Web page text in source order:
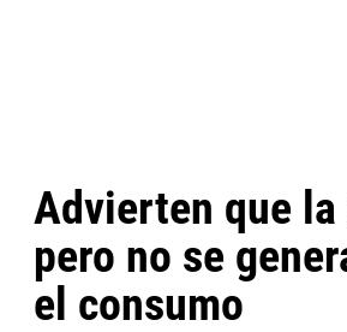
Advierten que
pero no se
el consumo